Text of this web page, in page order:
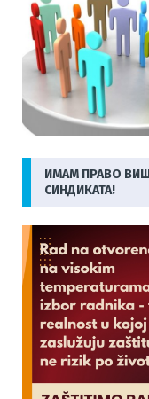
[ 31/
[ 29/
[ 06/
ИМАМ ПРАВО
СИНДИКАТА!